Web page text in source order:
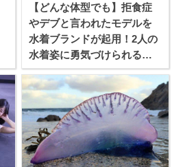
【どんな体型でも】拒食症
やデブと言われたモデルを
水着ブランドが起用！2人の
水着姿に勇気づけられる女
性続出！